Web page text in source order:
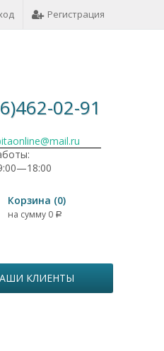
Регистрация
02-91
Корзина (0)
на сумму 0 Р
КЛИЕНТЫ